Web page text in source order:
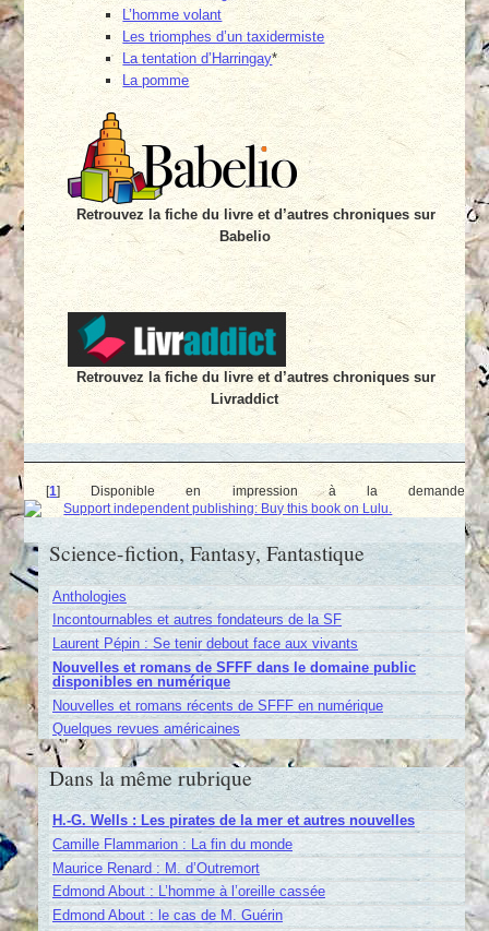
L’homme volant
Les triomphes d’un taxidermiste
La tentation d’Harringay*
La pomme
Retrouvez la fiche du livre et d’autres chroniques sur
Babelio
Retrouvez la fiche du livre et d’autres chroniques sur
Livraddict
[1] Disponible en impression à la demande
Science-fiction, Fantasy, Fantastique
Anthologies
Incontournables et autres fondateurs de la SF
Laurent Pépin : Se tenir debout face aux vivants
Nouvelles et romans de SFFF dans le domaine public
disponibles en numérique
Nouvelles et romans récents de SFFF en numérique
Quelques revues américaines
Dans la même rubrique
H.-G. Wells : Les pirates de la mer et autres nouvelles
Camille Flammarion : La fin du monde
Maurice Renard : M. d’Outremort
Edmond About : L’homme à l’oreille cassée
Edmond About : le cas de M. Guérin